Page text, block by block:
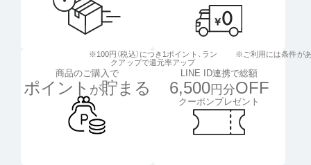
商品のご購入で
ポイント が貯まる
※100円（税込）につき1ポイント、 ラン
クアップで還元率アップ
LINE ID連携で総額
6,500円分OFF
クーポンプレゼント
※ご利用には条件が